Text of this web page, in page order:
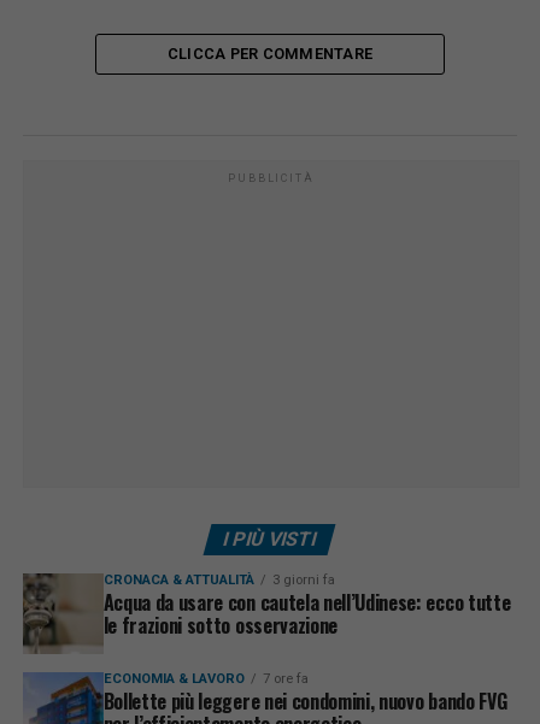
CLICCA PER COMMENTARE
PUBBLICITÀ
I PIÙ VISTI
CRONACA & ATTUALITÀ 3 giorni fa
Acqua da usare con cautela nell’Udinese: ecco tutte
le frazioni sotto osservazione
ECONOMIA & LAVORO 7 ore fa
Bollette più leggere nei condomini, nuovo bando FVG